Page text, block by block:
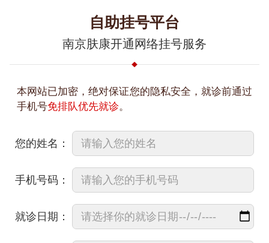
自助挂号平台
南京肤康开通网络挂号服务
本网站已加密，绝对保证您的隐私安全，就诊前通过
手机号免排队优先就诊。
您的姓名：
手机号码：
就诊日期：